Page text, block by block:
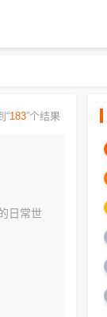
“183”个结果
日常世